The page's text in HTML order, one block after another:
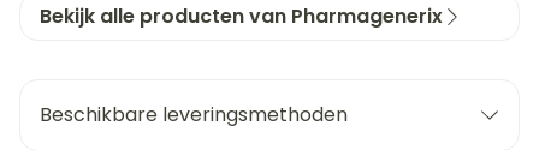
Bekijk alle producten van Pharmagenerix
Beschikbare leveringsmethoden